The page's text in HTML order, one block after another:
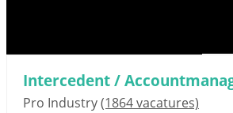
Intercedent /
Pro Industry(1864 vacatures)